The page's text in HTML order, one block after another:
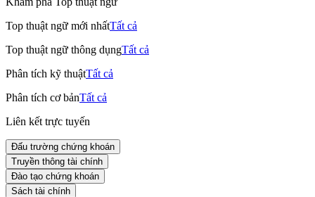
Top thuật ngữ mới nhấtTất cả
Top thuật ngữ thông dụngTất cả
Phân tích kỹ thuậtTất cả
Phân tích cơ bảnTất cả
Liên kết trực tuyến
Đấu trường chứng khoán
Truyền thông tài chính
Đào tạo chứng khoán
Sách tài chính